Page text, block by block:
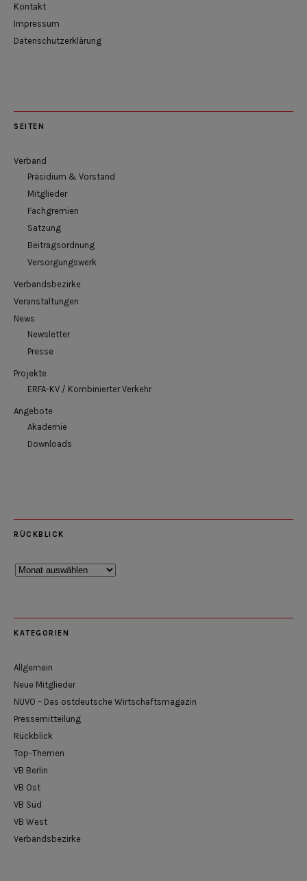
Kontakt
Impressum
Datenschutzerklärung
SEITEN
Verband
Präsidium & Vorstand
Mitglieder
Fachgremien
Satzung
Beitragsordnung
Versorgungswerk
Verbandsbezirke
Veranstaltungen
News
Newsletter
Presse
Projekte
ERFA-KV / Kombinierter Verkehr
Angebote
Akademie
Downloads
RÜCKBLICK
Rückblick
KATEGORIEN
Allgemein
Neue Mitglieder
NUVO – Das ostdeutsche Wirtschaftsmagazin
Pressemitteilung
Rückblick
Top-Themen
VB Berlin
VB Ost
VB Süd
VB West
Verbandsbezirke